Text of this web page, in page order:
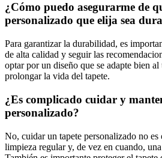
¿Cómo puedo asegurarme de
personalizado que elija sea
Para garantizar la durabilidad, es
de alta calidad y seguir las
optar por un diseño que se adapte bien
prolongar la vida del tapete.
¿Es complicado cuidar y
personalizado?
No, cuidar un tapete personalizado no
limpieza regular y, de vez en cuando,